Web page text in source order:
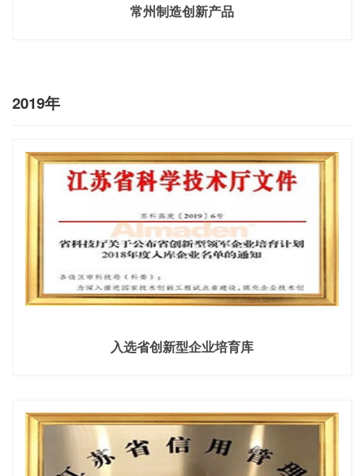
常州制造创新产品
2019年
入选省创新型企业培育库